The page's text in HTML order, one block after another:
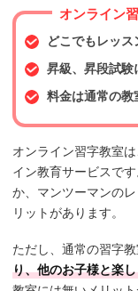
オンライン
どこでもレッ
昇級、昇段試験
料金は通常の教
オンライン習字教室
イン教育サービスで
か、マンツーマンの
リットがあります。
ただし、通常の習字教
り、他のお子様と楽